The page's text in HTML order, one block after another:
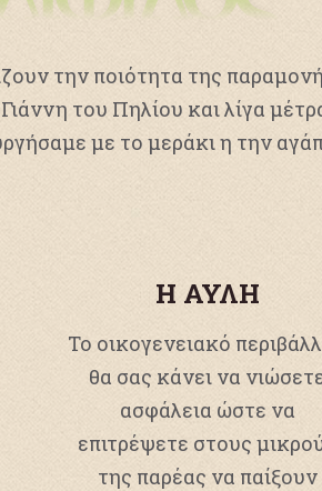
την ποιότητα της
του Πηλίου και λίγα
με το μεράκι η την
Η ΑΥΛΗ
Το οικογενειακό
θα σας κάνει να
ασφάλεια ώστε να
επιτρέψετε στους
της παρέας να παίξουν